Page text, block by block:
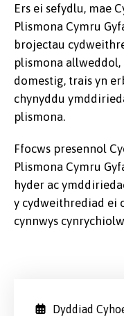
Ers ei sefydlu, mae
Plismona Cymru
brojectau
plismona allweddol,
domestig, trais yn
chynyddu
plismona.
Ffocws presennol
Plismona Cymru
hyder ac
y cydweithrediad ei
cynnwys
Dyddiad